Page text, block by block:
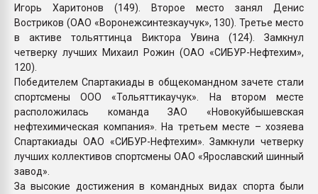
Игорь Харитонов (149). Второе место занял Денис
Востриков (ОАО «Воронежсинтезкаучук», 130). Третье место
в активе тольяттинца Виктора Увина (124). Замкнул
четверку лучших Михаил Рожин (ОАО «СИБУР-Нефтехим»,
120).
Победителем Спартакиады в общекомандном зачете стали
спортсмены ООО «Тольяттикаучук». На втором месте
расположилась команда ЗАО «Новокуйбышевская
нефтехимическая компания». На третьем месте – хозяева
Спартакиады ОАО «СИБУР-Нефтехим». Замкнули четверку
лучших коллективов спортсмены ОАО «Ярославский шинный
завод».
За высокие достижения в командных видах спорта были